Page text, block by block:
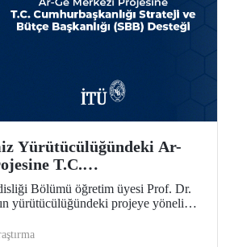
Yürütücülüğündeki Ar-
T.C.
Strateji ve Bütçe
Desteği
Bölümü öğretim üyesi Prof. Dr.
yürütücülüğündeki projeye yönelik
TL’lik ek bütçeyle bir yıl